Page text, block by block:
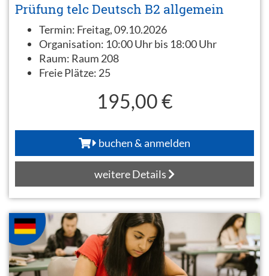
Prüfung telc Deutsch B2 allgemein
Termin: Freitag, 09.10.2026
Organisation: 10:00 Uhr bis 18:00 Uhr
Raum: Raum 208
Freie Plätze: 25
195,00 €
buchen & anmelden
weitere Details